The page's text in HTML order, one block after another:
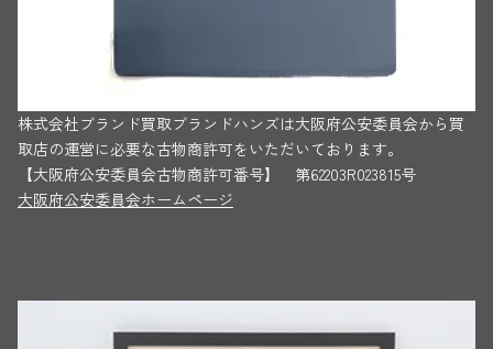
株式会社ブランド買取ブランドハンズは大阪府公安委員会から買
取店の運営に必要な古物商許可をいただいております。
【大阪府公安委員会古物商許可番号】 第62203R023815号
大阪府公安委員会ホームページ